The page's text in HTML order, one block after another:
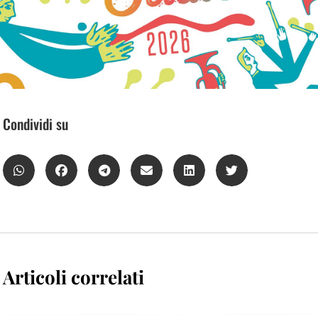
Condividi su
Articoli correlati